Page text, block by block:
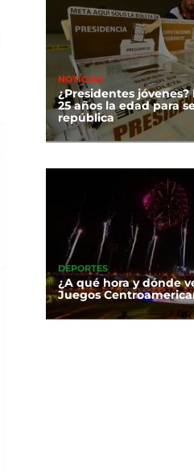
NOTICIAS
¿Presidentes
25 años la edad para
república
DEPORTES
¿A qué hora y dónde
Juegos